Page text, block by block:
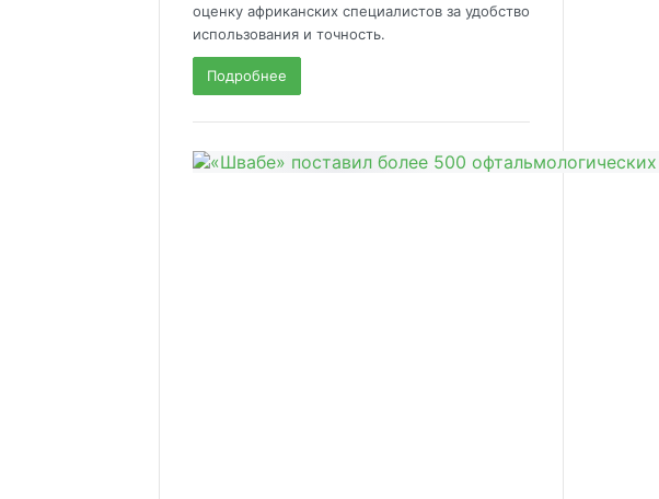
оценку африканских специалистов за удобство
использования и точность.
Подробнее